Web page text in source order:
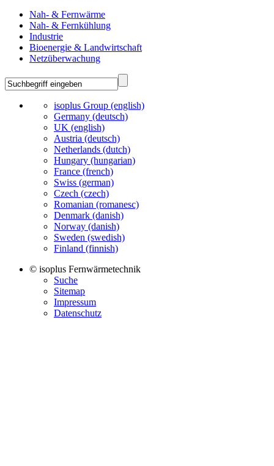
Nah- & Fernwärme
Nah- & Fernkühlung
Industrie
Bioenergie & Landwirtschaft
Netzüberwachung
isoplus Group (english)
Germany (deutsch)
UK (english)
Austria (deutsch)
Netherlands (dutch)
Hungary (hungarian)
France (french)
Swiss (german)
Czech (czech)
Romanian (romanesc)
Denmark (danish)
Norway (danish)
Sweden (swedish)
Finland (finnish)
© isoplus Fernwärmetechnik
Suche
Sitemap
Impressum
Datenschutz